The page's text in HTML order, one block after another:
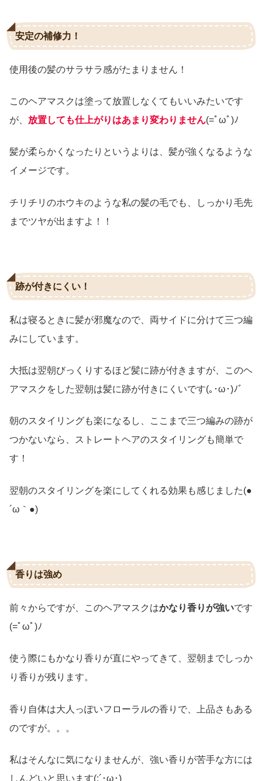
安定の補修力！
使用後の髪のサラサラ感がたまりません！
このヘアマスクは塗って放置しなくてもいいみたいです
が、 放置しても仕上がりはあまり変わりません(=ﾟωﾟ)ﾉ
髪が柔らかくなったりというよりは、髪が強くなるような
イメージです。
チリチリのホウキのような私の髪の毛でも、しっかり毛先
までツヤが出ますよ！！
跡が付きにくい！
私は寝るときに髪が邪魔なので、両サイドに分けて三つ編
みにしています。
大抵は翌朝びっくりするほど髪に跡が付きますが、このヘ
アマスクをした翌朝は髪に跡が付きにくいです(｡･ω･)ﾉﾞ
朝のスタイリングも楽になるし、ここまで三つ編みの跡が
つかないなら、ストレートヘアのスタイリングも簡単で
す！
翌朝のスタイリングを楽にしてくれる効果も感じました(●
´ω｀●)
香りは強め
前々からですが、このヘアマスクはかなり香りが強いです
(=ﾟωﾟ)ﾉ
使う際にもかなり香りが直にやってきて、翌朝までしっか
り香りが残ります。
香り自体は大人っぽいフローラルの香りで、上品さもある
のですが。。。
私はそんなに気になりませんが、強い香りが苦手な方には
しんどいと思います(;´･ω･)